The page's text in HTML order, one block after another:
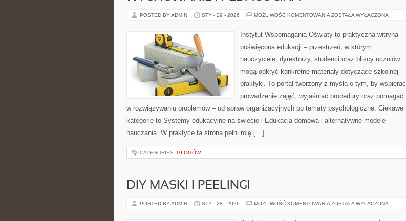
POSTED BY ADMIN STY - 29 - 2026 MOŻLIWOŚĆ KOMENTOWANIA WYCHOWANIE
ZOSTAŁA WYŁĄCZONA
Instytut Wspomagania Oświaty to praktyczna witryna
poświęcona edukacji – przestrzeń, w którym
nauczyciele, dyrektorzy, studenci oraz bliscy uczniów
mogą odkryć konkretne materiały dotyczące szkolnej
praktyki. To portal tworzony z myślą o tym, by wspierać
prowadzenie zajęć, wyjaśniać procedury oraz pomagać
w rozwiązywaniu problemów – od spraw organizacyjnych po tematy psychologiczne. Ciekawe
kategorie to Systemy edukacyjne na świecie i Edukacja domowa i alternatywne modele
nauczania. W praktyce ta strona pełni rolę […]
CATEGORIES: GŁOGÓW
DIY MASKI I PEELINGI
POSTED BY ADMIN STY - 28 - 2026 MOŻLIWOŚĆ KOMENTOWANIA DIY
PEELINGI
ZOSTAŁA WYŁĄCZONA